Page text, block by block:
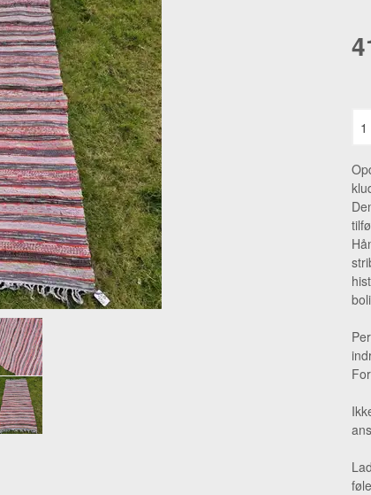
DIVERSE
TIL JULETRÆET.
JUL, NYTÅR.
JULEKUGLER.
STOF, METAL + ANDET JULEPYNT.